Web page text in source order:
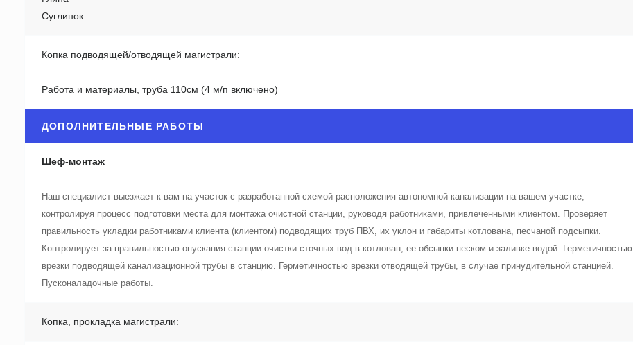
Суглинок
Копка подводящей/отводящей магистрали:
Работа и материалы, труба 110см (4 м/п включено)
ДОПОЛНИТЕЛЬНЫЕ РАБОТЫ
Шеф-монтаж
Наш специалист выезжает к вам на участок с разработанной схемой расположения автономной канализации на вашем участке,
контролируя процесс подготовки места для монтажа очистной станции, руководя работниками, привлеченными клиентом. Проверяет
правильность укладки работниками клиента (клиентом) подводящих труб ПВХ, их уклон и габариты котлована, песчаной подсыпки.
Контролирует за правильностью опускания станции очистки сточных вод в котлован, ее обсыпки песком и заливке водой. Герметичностью
врезки подводящей канализационной трубы в станцию. Герметичностью врезки отводящей трубы, в случае принудительной станцией.
Пусконаладочные работы.
Копка, прокладка магистрали: